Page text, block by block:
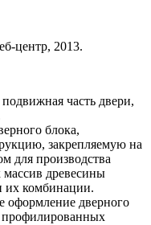
центр, 2013.
часть двери,
блока,
закрепляемую на
для производства
древесины
комбинации.
оформление дверного